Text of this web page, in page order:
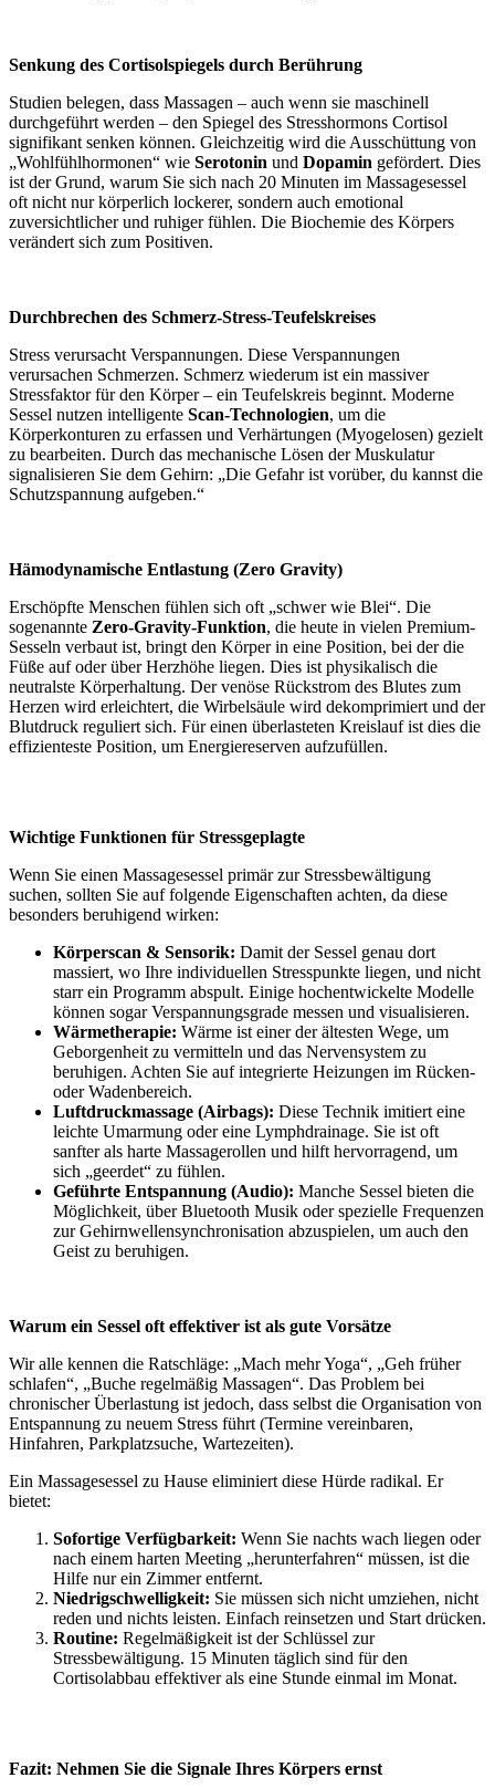
Senkung des Cortisolspiegels durch Berührung
Studien belegen, dass Massagen – auch wenn sie maschinell
durchgeführt werden – den Spiegel des Stresshormons Cortisol
signifikant senken können. Gleichzeitig wird die Ausschüttung von
„Wohlfühlhormonen“ wie Serotonin und Dopamin gefördert. Dies
ist der Grund, warum Sie sich nach 20 Minuten im Massagesessel
oft nicht nur körperlich lockerer, sondern auch emotional
zuversichtlicher und ruhiger fühlen. Die Biochemie des Körpers
verändert sich zum Positiven.
Durchbrechen des Schmerz-Stress-Teufelskreises
Stress verursacht Verspannungen. Diese Verspannungen
verursachen Schmerzen. Schmerz wiederum ist ein massiver
Stressfaktor für den Körper – ein Teufelskreis beginnt. Moderne
Sessel nutzen intelligente Scan-Technologien, um die
Körperkonturen zu erfassen und Verhärtungen (Myogelosen) gezielt
zu bearbeiten. Durch das mechanische Lösen der Muskulatur
signalisieren Sie dem Gehirn: „Die Gefahr ist vorüber, du kannst die
Schutzspannung aufgeben.“
Hämodynamische Entlastung (Zero Gravity)
Erschöpfte Menschen fühlen sich oft „schwer wie Blei“. Die
sogenannte Zero-Gravity-Funktion, die heute in vielen Premium-
Sesseln verbaut ist, bringt den Körper in eine Position, bei der die
Füße auf oder über Herzhöhe liegen. Dies ist physikalisch die
neutralste Körperhaltung. Der venöse Rückstrom des Blutes zum
Herzen wird erleichtert, die Wirbelsäule wird dekomprimiert und der
Blutdruck reguliert sich. Für einen überlasteten Kreislauf ist dies die
effizienteste Position, um Energiereserven aufzufüllen.
Wichtige Funktionen für Stressgeplagte
Wenn Sie einen Massagesessel primär zur Stressbewältigung
suchen, sollten Sie auf folgende Eigenschaften achten, da diese
besonders beruhigend wirken:
Körperscan & Sensorik: Damit der Sessel genau dort
massiert, wo Ihre individuellen Stresspunkte liegen, und nicht
starr ein Programm abspult. Einige hochentwickelte Modelle
können sogar Verspannungsgrade messen und visualisieren.
Wärmetherapie: Wärme ist einer der ältesten Wege, um
Geborgenheit zu vermitteln und das Nervensystem zu
beruhigen. Achten Sie auf integrierte Heizungen im Rücken-
oder Wadenbereich.
Luftdruckmassage (Airbags): Diese Technik imitiert eine
leichte Umarmung oder eine Lymphdrainage. Sie ist oft
sanfter als harte Massagerollen und hilft hervorragend, um
sich „geerdet“ zu fühlen.
Geführte Entspannung (Audio): Manche Sessel bieten die
Möglichkeit, über Bluetooth Musik oder spezielle Frequenzen
zur Gehirnwellensynchronisation abzuspielen, um auch den
Geist zu beruhigen.
Warum ein Sessel oft effektiver ist als gute Vorsätze
Wir alle kennen die Ratschläge: „Mach mehr Yoga“, „Geh früher
schlafen“, „Buche regelmäßig Massagen“. Das Problem bei
chronischer Überlastung ist jedoch, dass selbst die Organisation von
Entspannung zu neuem Stress führt (Termine vereinbaren,
Hinfahren, Parkplatzsuche, Wartezeiten).
Ein Massagesessel zu Hause eliminiert diese Hürde radikal. Er
bietet:
Sofortige Verfügbarkeit: Wenn Sie nachts wach liegen oder
nach einem harten Meeting „herunterfahren“ müssen, ist die
Hilfe nur ein Zimmer entfernt.
Niedrigschwelligkeit: Sie müssen sich nicht umziehen, nicht
reden und nichts leisten. Einfach reinsetzen und Start drücken.
Routine: Regelmäßigkeit ist der Schlüssel zur
Stressbewältigung. 15 Minuten täglich sind für den
Cortisolabbau effektiver als eine Stunde einmal im Monat.
Fazit: Nehmen Sie die Signale Ihres Körpers ernst